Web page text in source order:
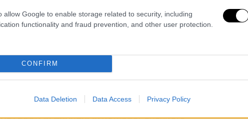
allow Google to enable storage related to security, including
functionality and fraud prevention, and other user protection.
CONFIRM
Data Deletion Data Access Privacy Policy
υδάτων της, αλλά και για την
περιοχών εξαιτίας της κακής ή
πως όλοι οι κόλποι, τα λιμάνια
πεδίων φέρουν τεράστιες
τους πυθμένες των θαλασσών
οργανισμούς, αυξάνοντας τη
της αυξάνει την ανάπτυξη βακτηριδίων